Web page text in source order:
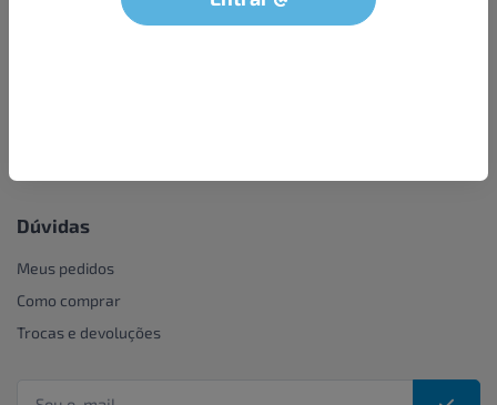
LGPD - Solicitação dos dados do titular
Dúvidas
Meus pedidos
Como comprar
Trocas e devoluções